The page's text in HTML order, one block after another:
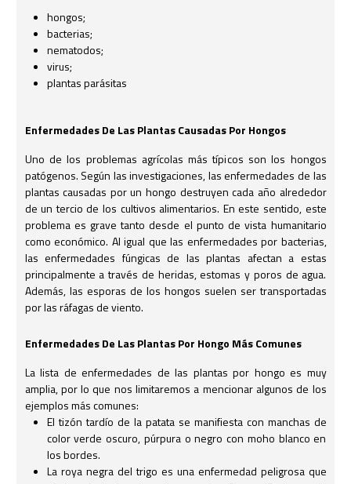
hongos;
bacterias;
nematodos;
virus;
plantas parásitas
Enfermedades De Las Plantas Causadas Por Hongos
Uno de los problemas agrícolas más típicos son los hongos
patógenos. Según las investigaciones, las enfermedades de las
plantas causadas por un hongo destruyen cada año alrededor
de un tercio de los cultivos alimentarios. En este sentido, este
problema es grave tanto desde el punto de vista humanitario
como económico. Al igual que las enfermedades por bacterias,
las enfermedades fúngicas de las plantas afectan a estas
principalmente a través de heridas, estomas y poros de agua.
Además, las esporas de los hongos suelen ser transportadas
por las ráfagas de viento.
Enfermedades De Las Plantas Por Hongo Más Comunes
La lista de enfermedades de las plantas por hongo es muy
amplia, por lo que nos limitaremos a mencionar algunos de los
ejemplos más comunes:
El tizón tardío de la patata se manifiesta con manchas de
color verde oscuro, púrpura o negro con moho blanco en
los bordes.
La roya negra del trigo es una enfermedad peligrosa que